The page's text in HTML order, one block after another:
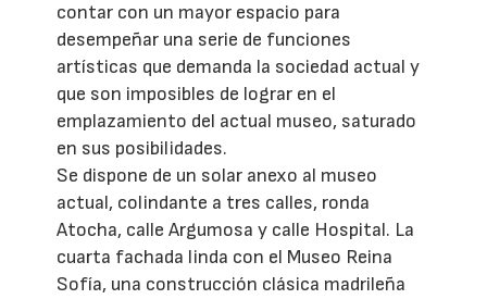
contar con un mayor espacio para
desempeñar una serie de funciones
artísticas que demanda la sociedad actual y
que son imposibles de lograr en el
emplazamiento del actual museo, saturado
en sus posibilidades.
Se dispone de un solar anexo al museo
actual, colindante a tres calles, ronda
Atocha, calle Argumosa y calle Hospital. La
cuarta fachada linda con el Museo Reina
Sofía, una construcción clásica madrileña